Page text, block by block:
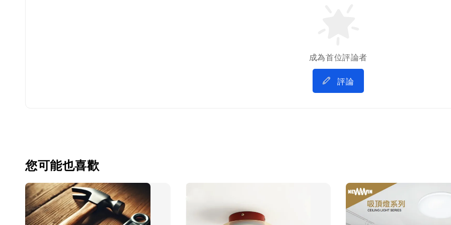
成為首位評論者
評論
您可能也喜歡